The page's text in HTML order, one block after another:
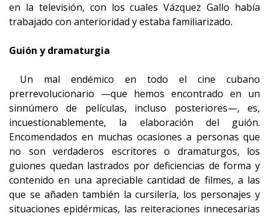
en la televisión, con los cuales Vázquez Gallo había
trabajado con anterioridad y estaba familiarizado.
Guión y dramaturgia
Un mal endémico en todo el cine cubano
prerrevolucionario —que hemos encontrado en un
sinnúmero de películas, incluso posteriores—, es,
incuestionablemente, la elaboración del guión.
Encomendados en muchas ocasiones a personas que
no son verdaderos escritores o dramaturgos, los
guiones quedan lastrados por deficiencias de forma y
contenido en una apreciable cantidad de filmes, a las
que se añaden también la cursilería, los personajes y
situaciones epidérmicas, las reiteraciones innecesarias